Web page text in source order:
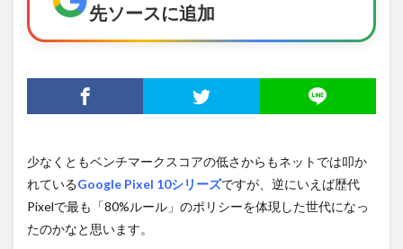
先ソースに追加
少なくともベンチマークスコアの低さからもネットでは叩か
れているGoogle Pixel 10シリーズですが、逆にいえば歴代
Pixelで最も「80%ルール」のポリシーを体現した世代になっ
たのかなと思います。